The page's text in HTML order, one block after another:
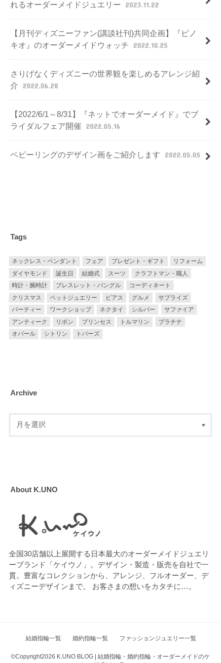
れるオーダーメイドジュエリー
2023.11.22
【月刊ディズニーファン(講談社刊)共同企画】『ピノ
キオ』のオーダーメイドウォッチ
2022.10.25
さりげなくディズニーの世界観を楽しめるアレンジ紹
介
2022.06.28
【2022/6/1～8/31】『ネットでオーダーメイド』でブ
ライダルフェア開催
2022.05.16
ベビーリングのデザイン画をご紹介します 2022.05.05
Tags
ネックレス・ペンダント フェア プレゼント・ギフト
リフォーム
ダイヤモンド
誕生日 結婚式 スーツ
クラフトマン・職人
時計・腕時計
ブレスレット・バングル
コーディネート
クリスマス
ペットジュエリー ピアス グルメ
サプライズ
パーティー
ワークショップ ネクタイ シルバー
サファイア
アンティーク
リボン プリンセス トルマリン
プラチナ
オパール
シトリン トパーズ
Archive
About K.UNO
全国30店舗以上展開する日本最大のオーダーメイドジュエリ
ーブランド「ケイウノ」。デザイン・製造・販売を自社で一
貫。豊富なコレクションから、アレンジ、フルオーダー、デ
ィズニーデザインまで。 お客さまの想いをカタチに…。
結婚指輪一覧 婚約指輪一覧 ファッションジュエリー一覧
©Copyright2026 K.UNO BLOG | 結婚指輪・婚約指輪・オーダーメイドのケ